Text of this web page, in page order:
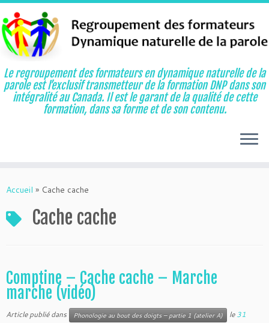
au
Le regroupement des formateurs en dynamique naturelle de la
parole est l’exclusif transmetteur de la formation DNP dans son
intégralité au Canada. Il est le garant de la qualité de cette
formation, dans sa forme et de son contenu.
Accueil » Cache cache
Cache cache
Comptine – Cache cache – Marche
marche (vidéo)
Article publié dans Phonologie au bout des doigts – partie 1 (atelier A) le31